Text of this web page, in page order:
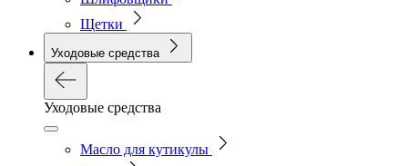
Щетки
Уходовые средства
Уходовые средства
Масло для кутикулы